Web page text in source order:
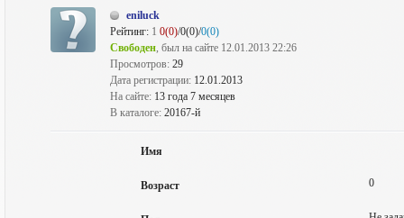
eniluck
Рейтинг: 1 0(0)/0(0)/0(0)
Свободен, был на сайте 12.01.2013 22:26
Просмотров: 29
Дата регистрации: 12.01.2013
На сайте: 13 года 7 месяцев
В каталоге: 20167-й
Имя
Возраст 0